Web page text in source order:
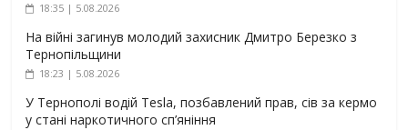
18:35 | 5.08.2026
На війні загинув молодий захисник Дмитро Березко з
Тернопільщини
18:23 | 5.08.2026
У Тернополі водій Tesla, позбавлений прав, сів за кермо
у стані наркотичного сп’яніння